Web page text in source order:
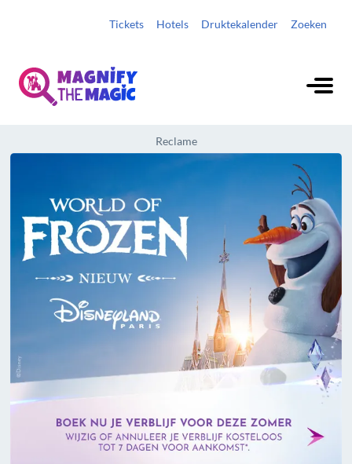
Tickets Hotels Druktekalender Zoeken
Reclame